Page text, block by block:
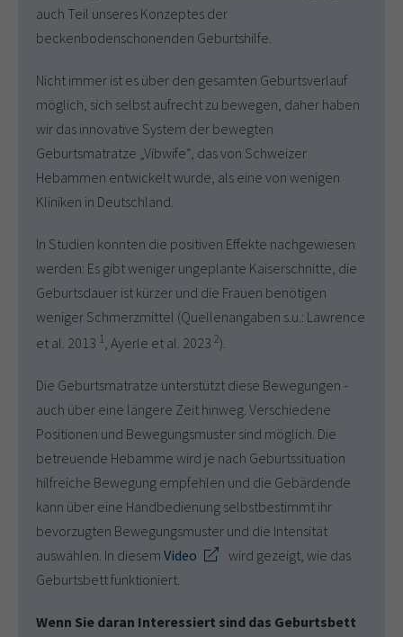
auch Teil unseres Konzeptes der
beckenbodenschonenden Geburtshilfe.
Nicht immer ist es über den gesamten Geburtsverlauf
möglich, sich selbst aufrecht zu bewegen, daher haben
wir das innovative System der bewegten
Geburtsmatratze „Vibwife“, das von Schweizer
Hebammen entwickelt wurde, als eine von wenigen
Kliniken in Deutschland.
In Studien konnten die positiven Effekte nachgewiesen
werden: Es gibt weniger ungeplante Kaiserschnitte, die
Geburtsdauer ist kürzer und die Frauen benötigen
weniger Schmerzmittel (Quellenangaben s.u.: Lawrence
et al. 2013 1, Ayerle et al. 2023 2).
Die Geburtsmatratze unterstützt diese Bewegungen -
auch über eine längere Zeit hinweg. Verschiedene
Positionen und Bewegungsmuster sind möglich. Die
betreuende Hebamme wird je nach Geburtssituation
hilfreiche Bewegung empfehlen und die Gebärdende
kann über eine Handbedienung selbstbestimmt ihr
bevorzugten Bewegungsmuster und die Intensität
auswählen. In diesem Video
wird gezeigt, wie das
Geburtsbett funktioniert.
Wenn Sie daran Interessiert sind das Geburtsbett